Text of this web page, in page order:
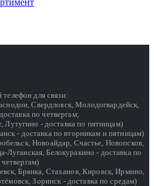
телефон для связи:
Свердловск, Молодогвардейск,
по четвергам;
- доставка по пятницам)
- доставка по вторникам и пятницам)
Новоайдар, Счастье, Новопсков,
Луганская, Белокуракино - доставка по
четвергам)
Брянка, Стаханов, Кировск, Ирмино,
Зоринск - доставка по средам)